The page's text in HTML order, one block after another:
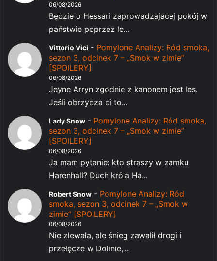
06/08/2026
Będzie o Hessari zaprowadzajacej pokój w
państwie poprzez le...
Vittorio Vici - Pomylone Analizy: Ród smoka,
sezon 3, odcinek 7 – „Smok w zimie”
[SPOILERY]
06/08/2026
Jeyne Arryn zgodnie z kanonem jest les.
Jeśli obrzydza ci to...
Lady Snow - Pomylone Analizy: Ród smoka,
sezon 3, odcinek 7 – „Smok w zimie”
[SPOILERY]
06/08/2026
Ja mam pytanie: kto straszy w zamku
Harenhall? Duch króla Ha...
Robert Snow - Pomylone Analizy: Ród
smoka, sezon 3, odcinek 7 – „Smok w
zimie” [SPOILERY]
06/08/2026
Nie zlewała, ale śnieg zawalił drogi i
przełęcze w Dolinie,...